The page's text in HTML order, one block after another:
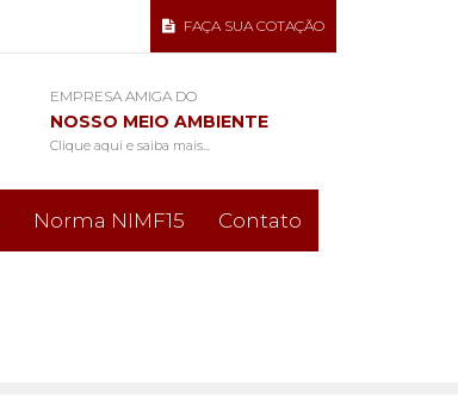
FAÇA SUA COTAÇÃO
EMPRESA AMIGA DO
NOSSO MEIO AMBIENTE
Clique aqui e saiba mais...
Norma NIMF15 Contato